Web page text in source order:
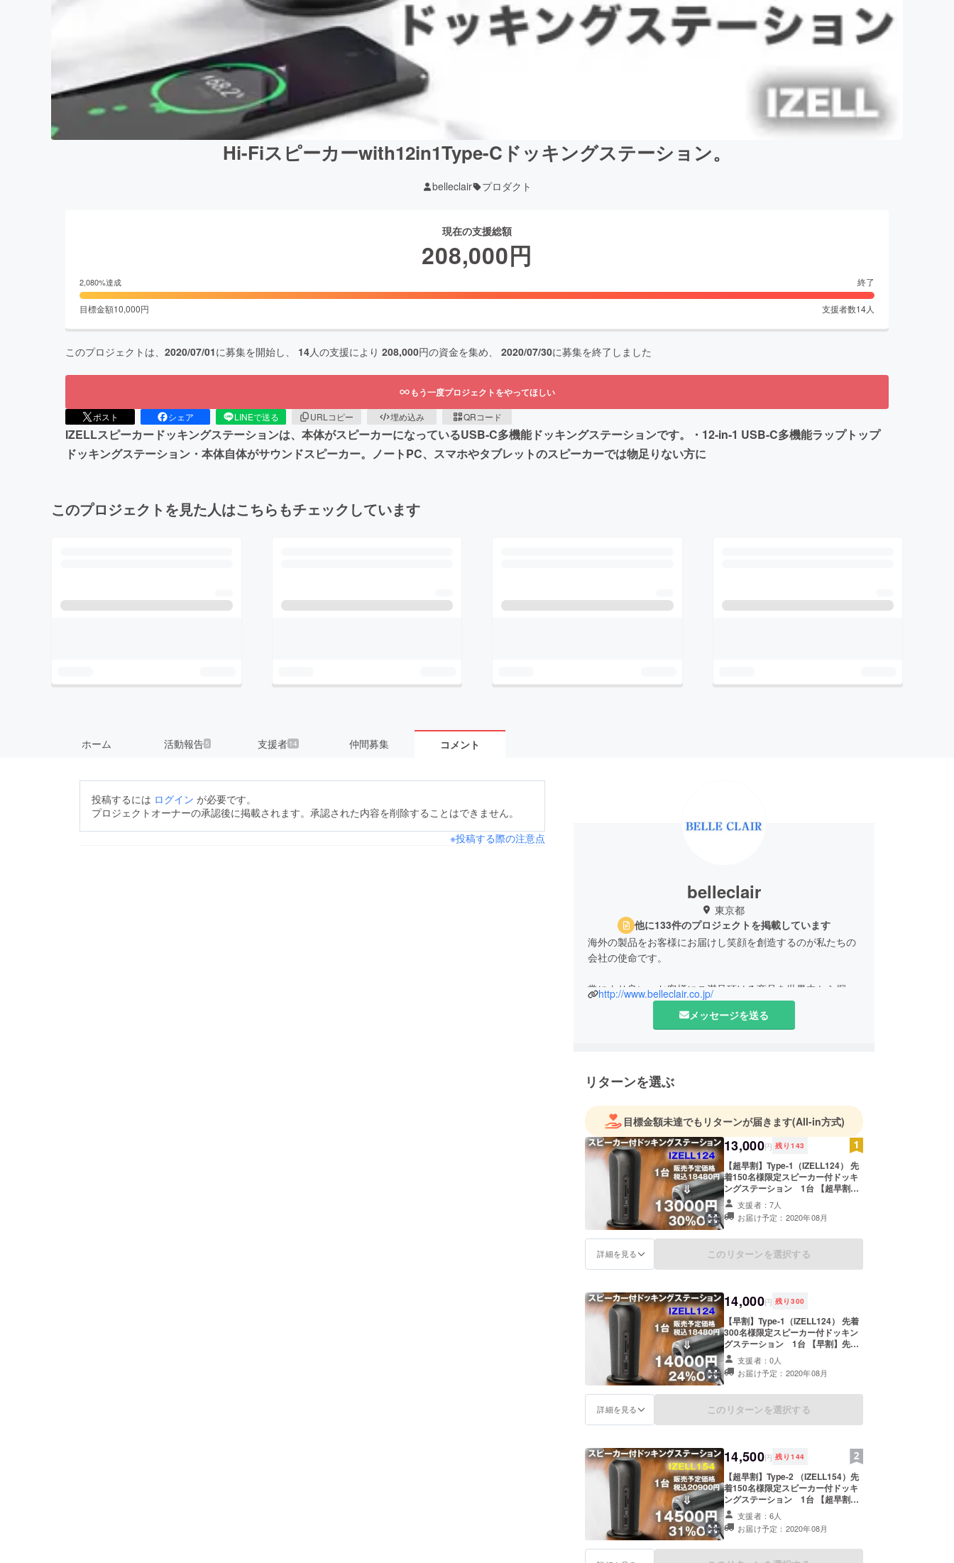
Hi-Fiスピーカーwith12in1Type-Cドッキングステーション。
belleclair プロダクト
現在の支援総額
208,000円
2,080%達成 終了
目標金額10,000円 支援者数14人
このプロジェクトは、 2020/07/01に募集を開始し、 14人の支援により 208,000円の資金を集め、 2020/07/30に募集を終了しました
もう一度プロジェクトをやってほしい
ポスト シェア LINEで送る URLコピー 埋め込み QRコード
IZELLスピーカードッキングステーションは、本体がスピーカーになっているUSB-C多機能ドッキングステーションです。・12-in-1 USB-C多機能ラップトップ
ドッキングステーション・本体自体がサウンドスピーカー。ノートPC、スマホやタブレットのスピーカーでは物足りない方に
このプロジェクトを見た人はこちらもチェックしています
ホーム 活動報告5 支援者 14 仲間募集 コメント
投稿するには ログイン が必要です。
プロジェクトオーナーの承認後に掲載されます。承認された内容を削除することはできません。
※投稿する際の注意点
belleclair
東京都
他に133件のプロジェクトを掲載しています
海外の製品をお客様にお届けし笑顔を創造するのが私たちの
会社の使命です。
常により良い、お客様にご満足頂ける商品を世界中から探し
てまいります。
合わせ下さい。
http://www.belleclair.co.jp/
メッセージを送る
リターンを選ぶ
目標金額未達でもリターンが届きます(All-in方式)
13,000円 残り 143
【超早割】Type-1（IZELL124） 先
着150名様限定スピーカー付ドッキ
ングステーション 1台 【超早割】
IZELL124 先着150名様限定スピー
カー付ドッキングステーション 1
台 【超早割】先着150名様限定 販売
（セット内容） ・USB Cドッキン
グステーション×1 ・Type-C充電
@ 30Hz •1 x VGA：1920x1080 @
デュアルディスプレイSST（1080P
@ 60Hz） 各タイプ共通ポート •2 x
フル機能USB–C：アップストリー
ム/ PD 100W •1 xフロントUSB-C：
5Gbps •3 x USB3.0：5Gbps •1 x
SD / TF：3.0 120Mbps、デュアルR
＆W •1 x AUX 3.5：オーディオとマ
イク •1 x RJ45：1000Mbps •0.5m
C-C Gen 2ケーブルを接続 •内部磁
気トランペットスピーカー：5W電
況、製造工程上の都合等により出荷
時期が遅れる場合があります。 皆様
のご支援により量産効率が向上した
場合、正規販売価格が販売予定価格
より下がる可能性もございます。 並
行輸入品が発生する可能性がありま
す。個人輸入及び販路によっては防
ぐことができない可能性がある点、
め、他社様の類似品の販売を防ぐこ
支援者：7人
お届け予定：2020年08月
詳細を見る このリターンを選択する
14,000円 残り 300
【早割】Type-1（IZELL124） 先着
300名様限定スピーカー付ドッキン
グステーション 1台 【早割】先着
300名様限定 販売予定価格 税込
18480円 【早割限定価格】 販売予
定価格の24％OFF！ （セット内容）
Type-1（IZELL124） •1 x HDMI：
4Kx2K @ 30Hz •1 x VGA：
びMacOS用のデュアルディスプレ
イSST（1080P @ 60Hz） 各タイプ
共通ポート •2 xフル機能USB–C：
アップストリーム/ PD 100W •1 xフ
ロントUSB-C：5Gbps •3 x
USB3.0：5Gbps •1 x SD / TF：3.0
120Mbps、デュアルR＆W •1 x
AUX 3.5：オーディオとマイク •1 x
RJ45：1000Mbps •0.5m C-C Gen
2ケーブルを接続 •内部磁気トラン
ペットスピーカー：5W電源 ※ご注文
支援者：0人
お届け予定：2020年08月
詳細を見る このリターンを選択する
14,500円 残り 144
【超早割】Type-2 （IZELL154）先
着150名様限定スピーカー付ドッキ
ングステーション 1台 【超早割】
先着150名様限定 販売予定価格 税込
20900円 【早割限定価格】 販売予
定価格の31％OFF！ （セット内容）
支援者：6人
お届け予定：2020年08月